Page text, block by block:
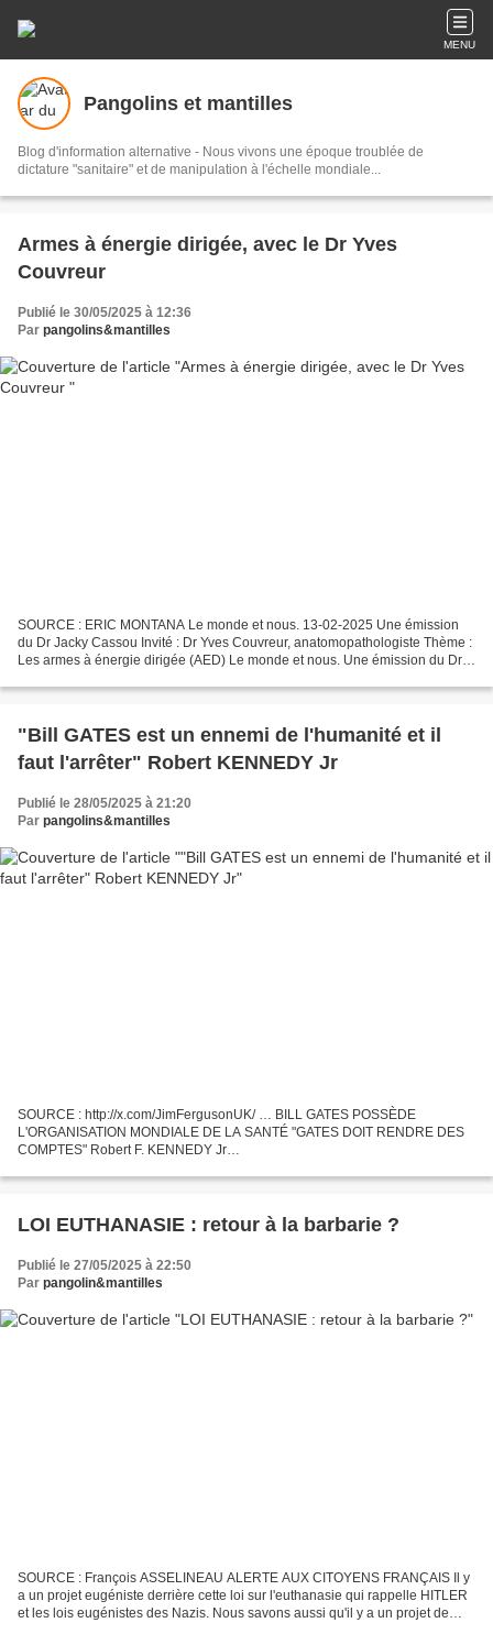
MENU
Pangolins et mantilles
Blog d'information alternative - Nous vivons une époque troublée de
dictature "sanitaire" et de manipulation à l'échelle mondiale...
Armes à énergie dirigée, avec le Dr Yves
Couvreur
Publié le 30/05/2025 à 12:36
Par pangolins&mantilles
SOURCE : ERIC MONTANA Le monde et nous. 13-02-2025 Une émission
du Dr Jacky Cassou Invité : Dr Yves Couvreur, anatomopathologiste Thème :
Les armes à énergie dirigée (AED) Le monde et nous. Une émission du Dr
"Bill GATES est un ennemi de l'humanité et il
faut l'arrêter" Robert KENNEDY Jr
Publié le 28/05/2025 à 21:20
Par pangolins&mantilles
SOURCE : http://x.com/JimFergusonUK/ … BILL GATES POSSÈDE
L'ORGANISATION MONDIALE DE LA SANTÉ "GATES DOIT RENDRE DES
COMPTES" Robert F. KENNEDY Jr
_________________ Robert F. KENNEDY Jr n'est...
LOI EUTHANASIE : retour à la barbarie ?
Publié le 27/05/2025 à 22:50
Par pangolin&mantilles
SOURCE : François ASSELINEAU ALERTE AUX CITOYENS FRANÇAIS Il y
a un projet eugéniste derrière cette loi sur l'euthanasie qui rappelle HITLER
et les lois eugénistes des Nazis. Nous savons aussi qu'il y a un projet de